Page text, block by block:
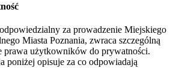
za prowadzenie Miejskiego
Miasta Poznania, zwraca szczególną
prawa użytkowników do prywatności.
poniżej opisuje za co odpowiadają